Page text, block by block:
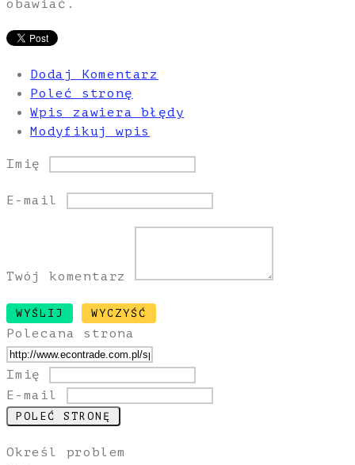
obawiać.
Dodaj Komentarz
Poleć stronę
Wpis zawiera błędy
Modyfikuj wpis
Imię
E-mail
Twój komentarz
Polecana strona
Imię
E-mail
Określ problem